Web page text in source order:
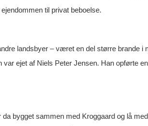
til privat beboelse.
landsbyer – været en del større brande
ejet af Niels Peter Jensen. Han opførte
bygget sammen med Kroggaard og lå